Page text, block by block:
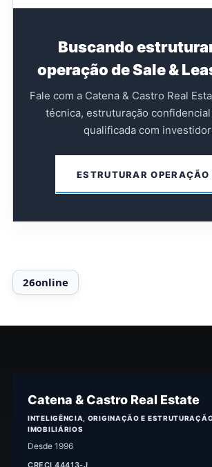
Buscando
operação de Sale &
Fale com a Catena & Castro Real
técnica, estruturação
qualificada com
ESTRUTURAR OPERAÇÃO
Catena & Castro Real Estate
INTELIGÊNCIA, ORIGINAÇÃO E
IMOBILIÁRIOS
Desde 1996
CRECI 44413-J